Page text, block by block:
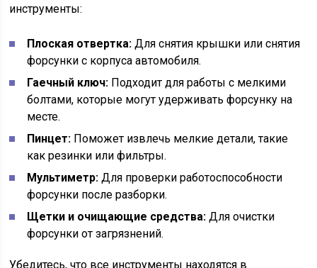
инструменты:
Плоская отвертка: Для снятия крышки или снятия
форсунки с корпуса автомобиля.
Гаечный ключ: Подходит для работы с мелкими
болтами, которые могут удерживать форсунку на
месте.
Пинцет: Поможет извлечь мелкие детали, такие
как резинки или фильтры.
Мультиметр: Для проверки работоспособности
форсунки после разборки.
Щетки и очищающие средства: Для очистки
форсунки от загрязнений.
Убедитесь, что все инструменты находятся в